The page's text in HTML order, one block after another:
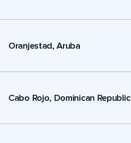
Oranjestad, Aruba
Cabo Rojo, Dominican Republic